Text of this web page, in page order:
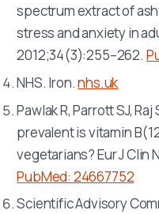
spectrum extract of
stress and anxiety in
2012;34(3):255–262.
NHS. Iron.nhs.uk
Pawlak R, Parrott SJ,
prevalent is vitamin
vegetarians?Eur J Clin
PubMed: 24667752
Scientific Advisory